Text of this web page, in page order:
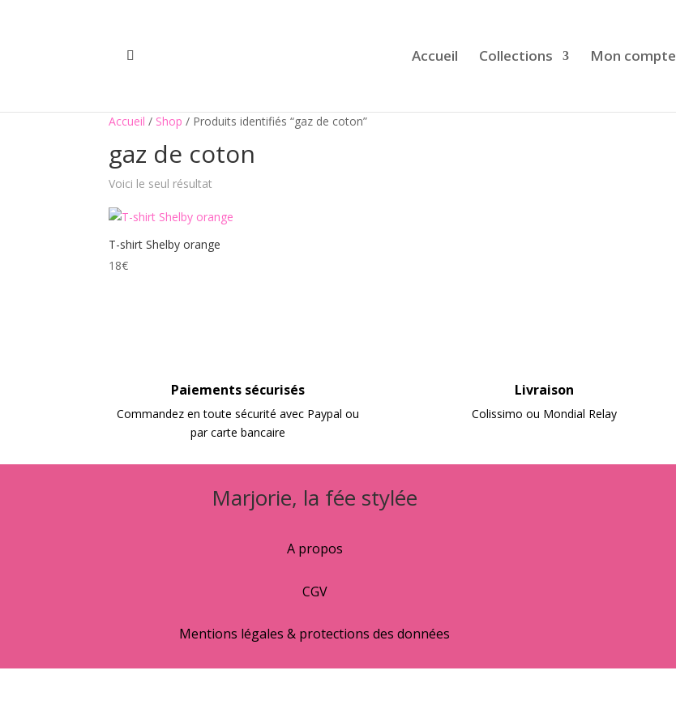
Accueil Collections Mon compte
Accueil / Shop / Produits identifiés “gaz de coton”
gaz de coton
Voici le seul résultat
T-shirt Shelby orange
18€
Paiements sécurisés
Commandez en toute sécurité avec Paypal ou
par carte bancaire
Livraison
Colissimo ou Mondial Relay
Marjorie, la fée stylée
A propos
CGV
Mentions légales & protections des données